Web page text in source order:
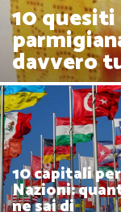
10 quesiti
davvero
10 capitali
Nazioni: